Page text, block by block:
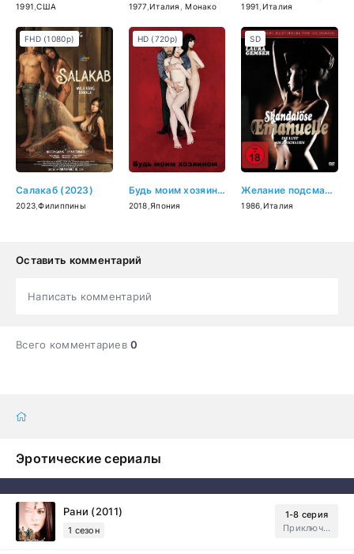
1991 ,США 1977 ,Италия ,Монако 1991 Италия
Салакаб (2023)
2023 ,Филиппины
FHD (1080p)
Будь моим хозяином (2018)
2018 Япония
HD (720p)
Желание подсматривать (1986)
1986 Италия
SD
Оставить комментарий
Написать комментарий
Всего комментариев0
Эротические сериалы
Рани (2011)
1 сезон
1-8 серия
Приключения, Зарубежный, Мелодрама